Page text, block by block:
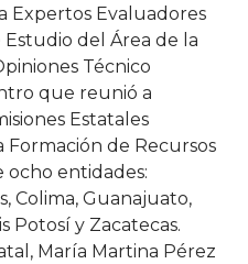
Expertos Evaluadores
del Área de la
Técnico
que reunió a
Estatales
Formación de Recursos
ocho entidades:
Colima, Guanajuato,
Potosí y Zacatecas.
María Martina Pérez